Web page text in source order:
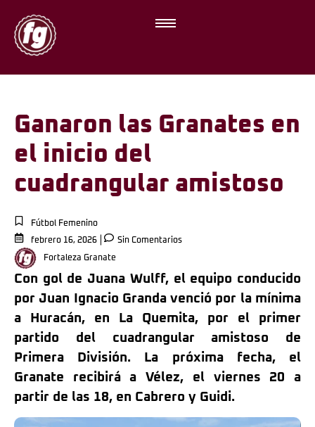
Ganaron las Granates en
el inicio del
cuadrangular amistoso
Fútbol Femenino
febrero 16, 2026
Sin Comentarios
Fortaleza Granate
Con gol de Juana Wulff, el equipo conducido
por Juan Ignacio Granda venció por la mínima
a Huracán, en La Quemita, por el primer
partido del cuadrangular amistoso de
Primera División. La próxima fecha, el
Granate recibirá a Vélez, el viernes 20 a
partir de las 18, en Cabrero y Guidi.